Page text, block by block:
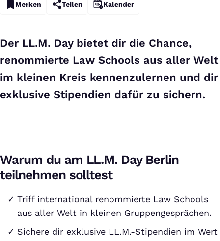
Merken Teilen Kalender
Der LL.M. Day bietet dir die Chance,
renommierte Law Schools aus aller Welt
im kleinen Kreis kennenzulernen und dir
exklusive Stipendien dafür zu sichern.
Warum du am LL.M. Day Berlin
teilnehmen solltest
Triff international renommierte Law Schools
aus aller Welt in kleinen Gruppengesprächen.
Sichere dir exklusive LL.M.-Stipendien im Wert